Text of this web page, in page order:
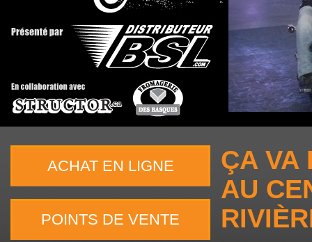
ACHAT EN LIGNE
POINTS DE VENTE
ÇA VA
AU